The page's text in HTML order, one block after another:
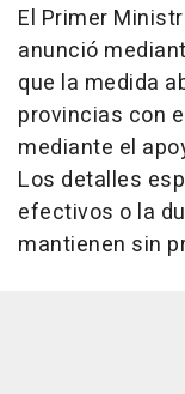
El Primer
anunció
que la medida
provincias con
mediante el
Los detalles
efectivos o la
mantienen sin